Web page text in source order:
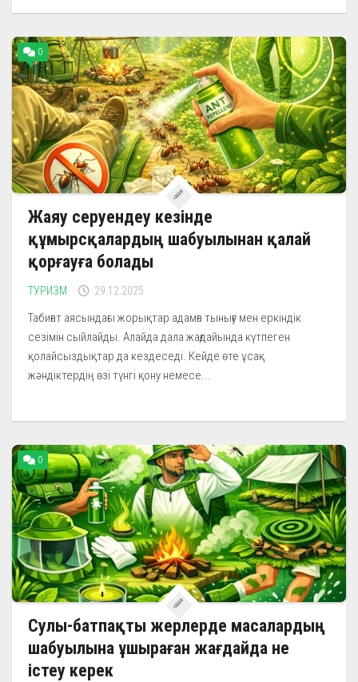
0
Жаяу серуендеу кезінде
құмырсқалардың шабуылынан қалай
қорғауға болады
ТУРИЗМ 29.12.2025
Табиғат аясындағы жорықтар адамға тынығу мен еркіндік
сезімін сыйлайды. Алайда дала жағдайында күтпеген
қолайсыздықтар да кездеседі. Кейде өте ұсақ
жәндіктердің өзі түнгі қону немесе...
0
Сулы-батпақты жерлерде масалардың
шабуылына ұшыраған жағдайда не
істеу керек